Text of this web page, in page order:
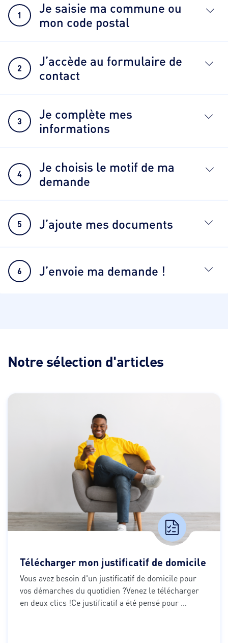
1
Je saisie ma commune ou
mon code postal
2
J’accède au formulaire de
contact
3
Je complète mes
informations
4
Je choisis le motif de ma
demande
5 J’ajoute mes documents
6 J’envoie ma demande !
Notre sélection d'articles
Télécharger mon justificatif de domicile
Vous avez besoin d'un justificatif de domicile pour
vos démarches du quotidien ?Venez le télécharger
en deux clics !Ce justificatif a été pensé pour